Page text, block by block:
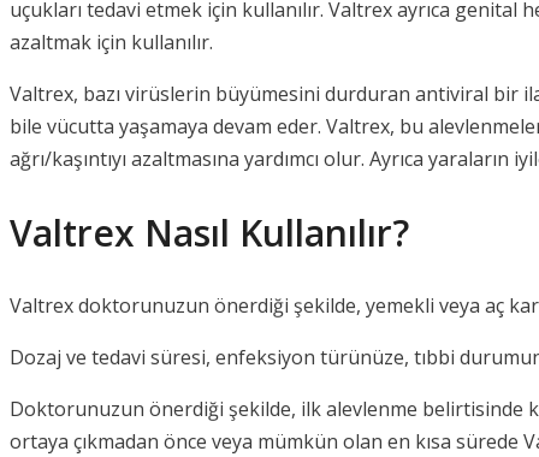
uçukları tedavi etmek için kullanılır. Valtrex ayrıca genital
azaltmak için kullanılır.
Valtrex, bazı virüslerin büyümesini durduran antiviral bir
bile vücutta yaşamaya devam eder. Valtrex, bu
ağrı/kaşıntıyı azaltmasına yardımcı olur. Ayrıca
Valtrex Nasıl Kullanılır?
Valtrex doktorunuzun önerdiği şekilde, yemekli veya aç
Dozaj ve tedavi süresi, enfeksiyon türünüze, tıbbi
Doktorunuzun önerdiği şekilde, ilk alevlenme belirtisinde
ortaya çıkmadan önce veya mümkün olan en kısa sürede